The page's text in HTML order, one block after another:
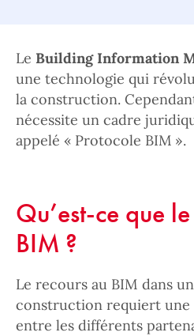
Le Building Information
une technologie qui
la construction.
nécessite un cadre
appelé « Protocole BIM ».
Qu’est-ce que
BIM ?
Le recours au BIM dans
construction requiert
entre les différents